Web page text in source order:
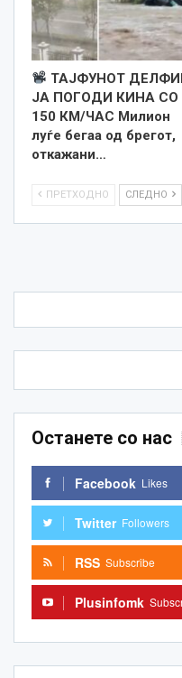
ТАЈФУНОТ
JA ПОГОДИ КИНА СО
150 КМ/ЧАС Милион
луѓе бегаа од брегот,
откажани…
ПРЕТХОДНО СЛЕДНО
Останете со нас
Facebook Likes
Twitter Followers
RSS Subscribe
Plusinfomk